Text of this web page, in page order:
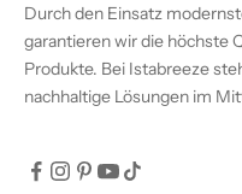
Durch den Einsatz
garantieren wir die höchste
Produkte. Bei Istabreeze
nachhaltige Lösungen im